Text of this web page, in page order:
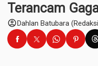
Terancam
account_circleDahlan Batubara